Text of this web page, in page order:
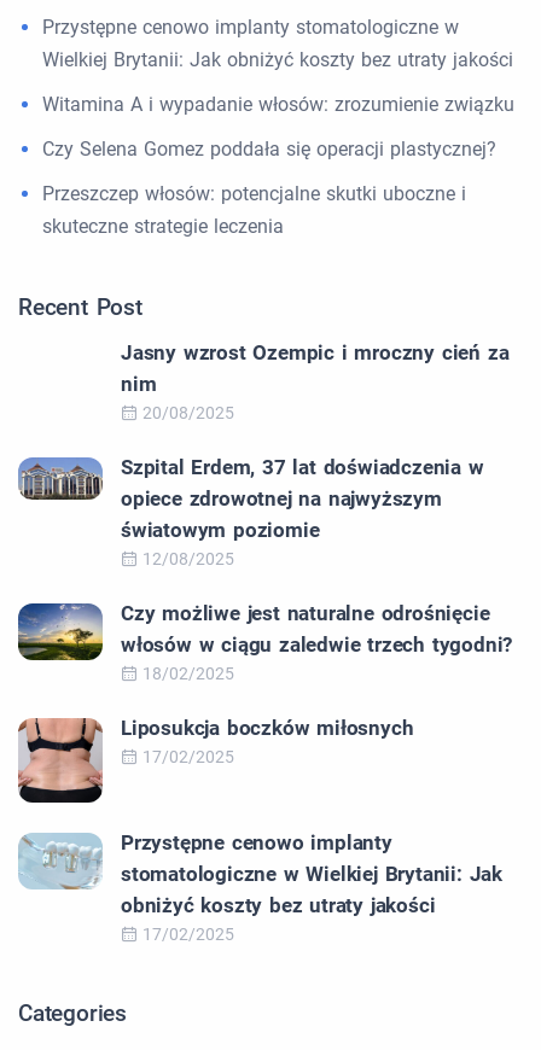
Przystępne cenowo implanty stomatologiczne w
Wielkiej Brytanii: Jak obniżyć koszty bez utraty jakości
Witamina A i wypadanie włosów: zrozumienie związku
Czy Selena Gomez poddała się operacji plastycznej?
Przeszczep włosów: potencjalne skutki uboczne i
skuteczne strategie leczenia
Recent Post
Jasny wzrost Ozempic i mroczny cień za
nim
20/08/2025
Szpital Erdem, 37 lat doświadczenia w
opiece zdrowotnej na najwyższym
światowym poziomie
12/08/2025
Czy możliwe jest naturalne odrośnięcie
włosów w ciągu zaledwie trzech tygodni?
18/02/2025
Liposukcja boczków miłosnych
17/02/2025
Przystępne cenowo implanty
stomatologiczne w Wielkiej Brytanii: Jak
obniżyć koszty bez utraty jakości
17/02/2025
Categories